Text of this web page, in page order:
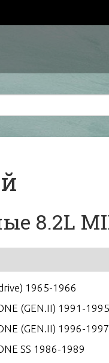
8.2L
1965-1966
(GEN.II) 1991-1995
(GEN.II) 1996-1997
SS 1986-1989